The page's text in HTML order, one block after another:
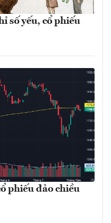
số yếu, cổ phiếu
phiếu đảo chiều